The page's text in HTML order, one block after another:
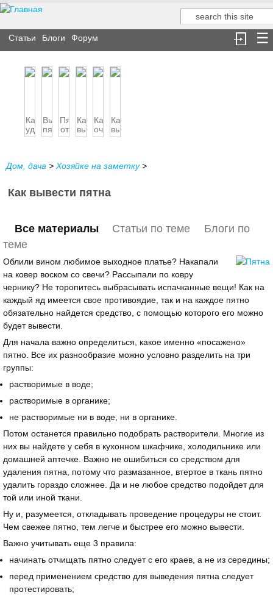
Форма поиска
Поиск
Статьи Блоги Форум
Как
удалить
пятно
Выводим
пятна
в
Пятна
от
утюга
Как
вывести
пятна
Как
очистить
парафин
Как
вывести
пятна
ш...
Дом, дача > Хозяйке на заметку>
Как вывести пятна
Все материалы Статьи по теме
Блоги по
теме
Облили вином любимое выходное платье? Накапали
на ковер воском со свечи? Рассыпали по ковру
чернику? Не торопитесь выбрасывать испачканные вещи! Как на
каждый яд имеется свое противоядие, так и на каждое пятно
обязательно найдется средство, с помощью которого его можно
будет вывести.
Для начала важно определиться, какое именно «посажено»
пятно. Все их разнообразие можно условно разделить на три
группы:
растворимые в воде;
растворимые в органике;
не растворимые ни в воде, ни в органике.
Потом останется правильно подобрать растворители. Многие из
них вы найдете у себя в кухонном шкафчике, холодильнике или
домашней аптечке. Важно не ошибиться со средством для
удаления пятна, потому что размазанное, втертое в ткань пятно
удалить гораздо сложнее. Да и не любое средство подойдет для
той или иной ткани.
Ну и, разумеется, откладывать проведение процедуры не стоит.
Чем свежее пятно, тем легче и быстрее его можно вывести.
Важно учитывать еще 3 правила:
начинать отчищать пятно следует с его краев, а не из середины;
перед применением средство для выведения пятна следует
протестировать;